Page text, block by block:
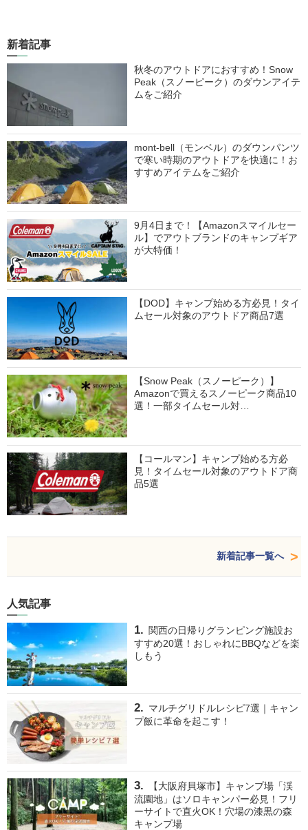
新着記事
秋冬のアウトドアにおすすめ！Snow
Peak（スノーピーク）のダウンアイテ
ムをご紹介
mont-bell（モンベル）のダウンパンツ
で寒い時期のアウトドアを快適に！お
すすめアイテムをご紹介
9月4日まで！【Amazonスマイルセー
ル】でアウトブランドのキャンプギア
が大特価！
【DOD】キャンプ始める方必見！タイ
ムセール対象のアウトドア商品7選
【Snow Peak（スノーピーク）】
Amazonで買えるスノーピーク商品10
選！一部タイムセール対…
【コールマン】キャンプ始める方必
見！タイムセール対象のアウトドア商
品5選
新着記事一覧へ
人気記事
関西の日帰りグランピング施設お
すすめ20選！おしゃれにBBQなどを楽
しもう
マルチグリドルレシピ7選｜キャン
プ飯に革命を起こす！
【大阪府貝塚市】キャンプ場「渓
流園地」はソロキャンパー必見！フリ
ーサイトで直火OK！穴場の漆黒の森
キャンプ場